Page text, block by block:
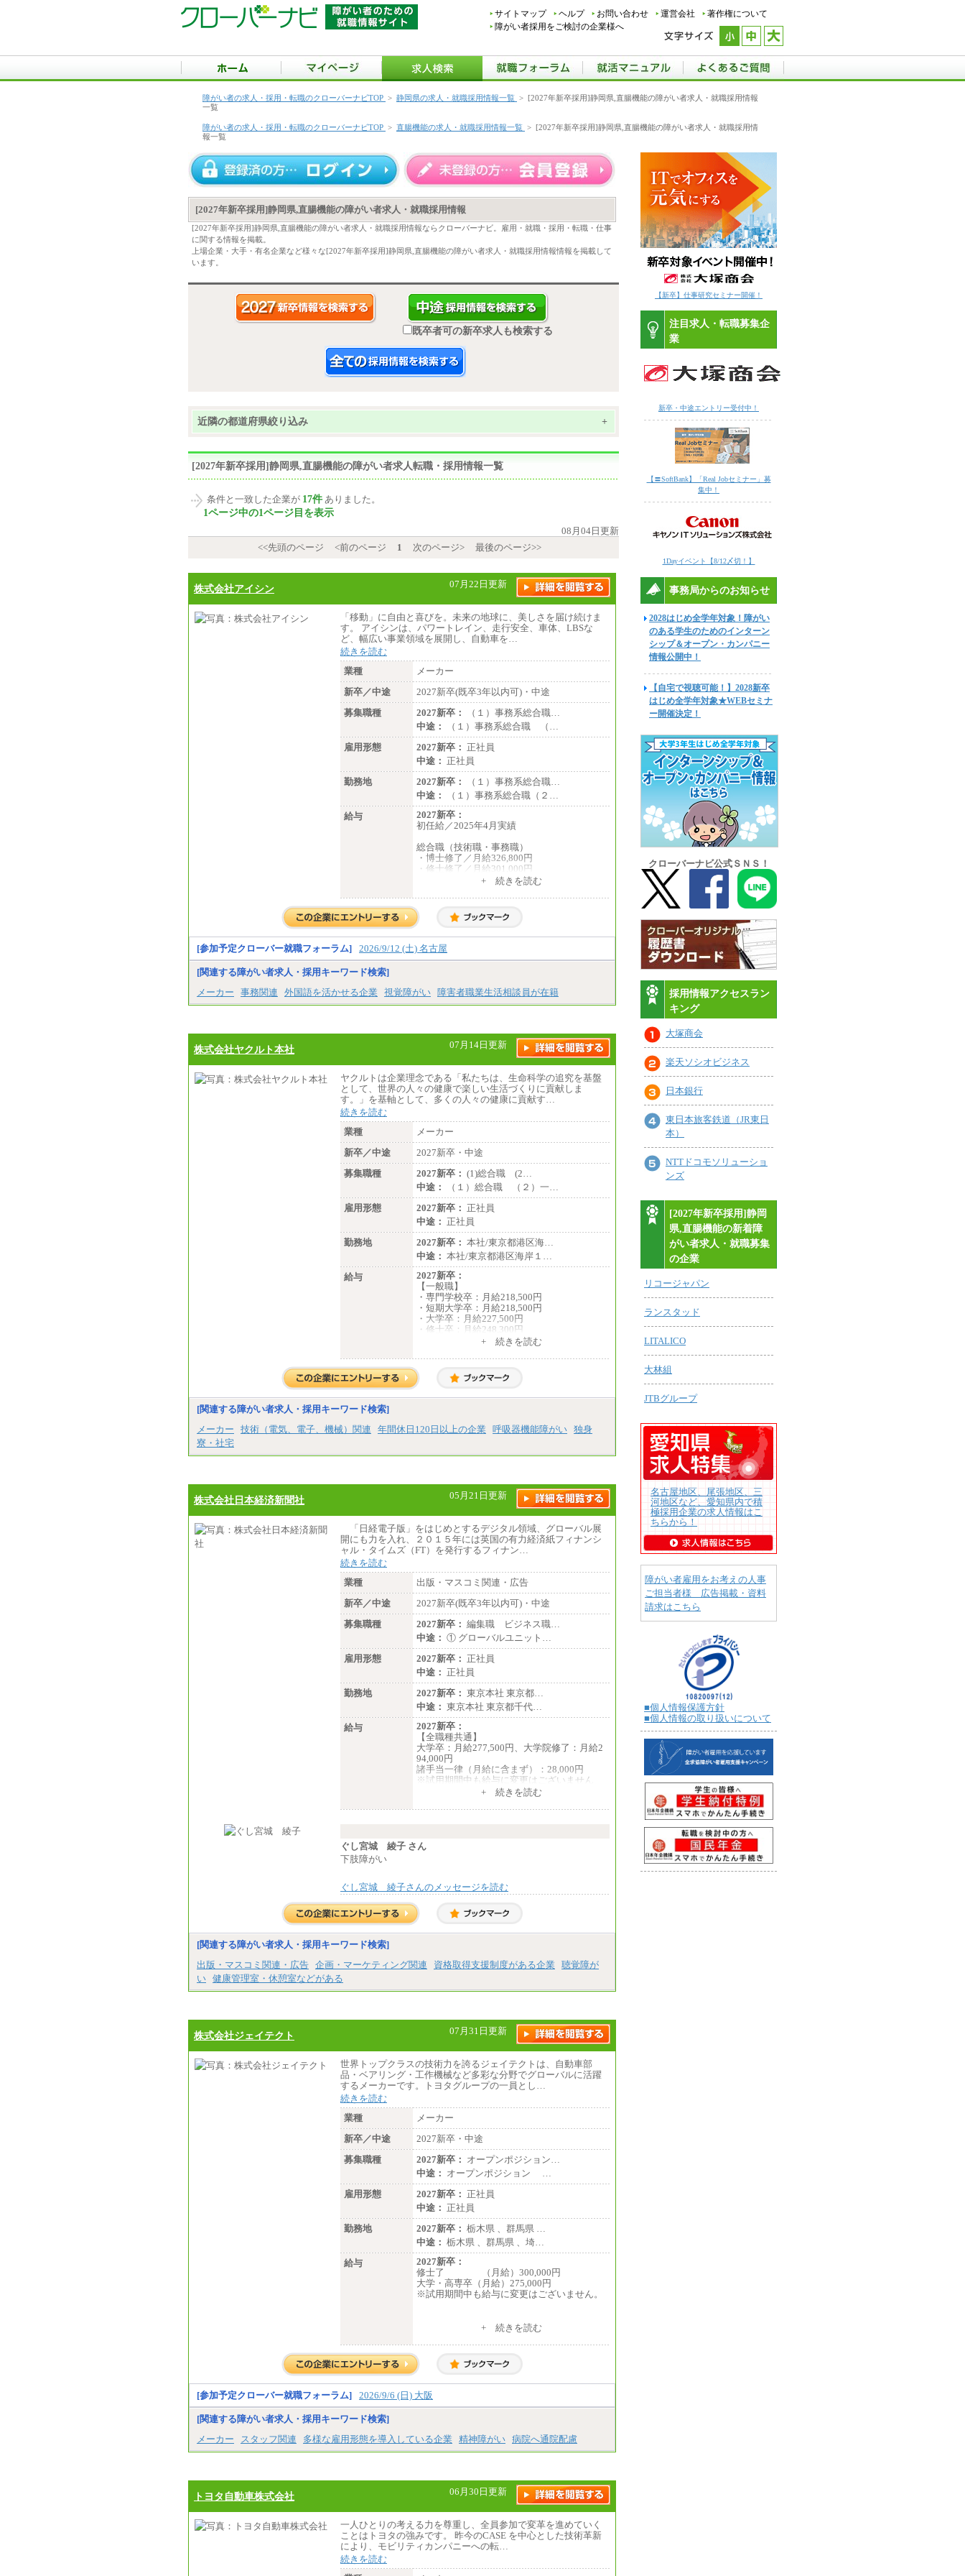
サイトマップ ヘルプ お問い合わせ 運営会社
著作権について
障がい者採用をご検討の企業様へ
障がい者の求人・採用・転職のクローバーナビTOP > 静岡県の求人・就職採用情報一覧 > [2027年新卒採用]静岡県,直腸機能の障がい者求人・就職採用情報
一覧
障がい者の求人・採用・転職のクローバーナビTOP > 直腸機能の求人・就職採用情報一覧 > [2027年新卒採用]静岡県,直腸機能の障がい者求人・就職採用情
報一覧
[2027年新卒採用]静岡県,直腸機能の障がい者求人・就職採用情報
[2027年新卒採用]静岡県,直腸機能の障がい者求人・就職採用情報ならクローバーナビ。雇用・就職・採用・転職・仕事
に関する情報を掲載。
上場企業・大手・有名企業など様々な[2027年新卒採用]静岡県,直腸機能の障がい者求人・就職採用情報情報を掲載して
います。
既卒者可の新卒求人も検索する
近隣の都道府県絞り込み +
[2027年新卒採用]静岡県,直腸機能の障がい者求人転職・採用情報一覧
条件と一致した企業が 17件 ありました。
1ページ中の1ページ目を表示
08月04日更新
<<先頭のページ
<前のページ 1 次のページ> 最後のページ>>
株式会社アイシン 07月22日更新
「移動」に自由と喜びを。未来の地球に、美しさを届け続けま
す。 アイシンは、パワートレイン、走行安全、車体、LBSな
ど、幅広い事業領域を展開し、自動車を…
続きを読む
業種
メーカー
新卒／中途
2027新卒(既卒3年以内可)・中途
募集職種
2027新卒：
（１）事務系総合職…
中途：
（１）事務系総合職 （…
雇用形態
2027新卒： 正社員
中途： 正社員
勤務地
2027新卒：
（１）事務系総合職…
中途：
（１）事務系総合職（２…
給与
2027新卒：
初任給／2025年4月実績
総合職（技術職・事務職）
・博士修了／月給326,800円
・修士修了／月給301,000円
・大学卒／月給282,000円
・高専卒（専攻科）／月給282,000円
・高専卒（本科）／月給256,000円
一般事務職
0円
・高専卒（専攻科）／月給206,400円
・専門卒（2年）／月給197,800円
※試用期間中も給与に変更はございません。
（１）（２）
月給：270,000円～
年収例：
・610万円/28歳・月給34万円
・1,090万円/38歳・月給59万円 *残業代・
家族手当対象外
（３）
月給：190,000円～
想定年収：340万円～610万円
年収例：
・460万円/28歳・月給26万円
・520万円/32歳・月給29万円
（４）
月給：201,000円～
想定年収：360万円～680万円
年収例：
・520万円/32歳・月給29万円
年収例は賞与含む、残業代・家族手当含まず
※キャリアや能力等を考慮の上、当社規定に
より確定します
※残業手当：別途支給
※固定給に固定残業代含まず
※試用期間中も給与に変更なし
+ 続きを読む
[参加予定クローバー就職フォーラム] 2026/9/12 (土) 名古屋
[関連する障がい者求人・採用キーワード検索]
メーカー
事務関連 外国語を活かせる企業 視覚障がい 障害者職業生活相談員が在籍
株式会社ヤクルト本社 07月14日更新
ヤクルトは企業理念である「私たちは、生命科学の追究を基盤
として、世界の人々の健康で楽しい生活づくりに貢献しま
す。」を基軸として、多くの人々の健康に貢献す…
続きを読む
業種
メーカー
新卒／中途
2027新卒・中途
募集職種
2027新卒： (1)総合職 (2…
中途：
（１）総合職 （２）一…
雇用形態
2027新卒： 正社員
中途： 正社員
勤務地
2027新卒： 本社/東京都港区海…
中途： 本社/東京都港区海岸１…
給与
2027新卒：
【一般職】
・専門学校卒：月給218,500円
・短期大学卒：月給218,500円
・大学卒：月給227,500円
・修士卒：月給248,300円
・博士卒：月給257,300円
【総合職】
・大学卒：月給253,500円
・修士卒：月給261,500円
※試用期間3か月中も給与に変更はございま
せん
全職種共通
+ 続きを読む
[関連する障がい者求人・採用キーワード検索]
メーカー
技術（電気、電子、機械）関連 年間休日120日以上の企業 呼吸器機能障がい 独身
寮・社宅
株式会社日本経済新聞社 05月21日更新
「日経電子版」をはじめとするデジタル領域、グローバル展
開にも力を入れ、２０１５年には英国の有力経済紙フィナンシ
ャル・タイムズ（FT）を発行するフィナン…
続きを読む
業種
出版・マスコミ関連・広告
新卒／中途
2027新卒(既卒3年以内可)・中途
募集職種
2027新卒： 編集職 ビジネス職…
中途： ① グローバルユニット…
雇用形態
2027新卒： 正社員
中途： 正社員
勤務地
2027新卒： 東京本社 東京都…
中途： 東京本社 東京都千代…
給与
2027新卒：
【全職種共通】
大学卒：月給277,500円、大学院修了：月給2
94,000円
諸手当一律（月給に含まず）：28,000円
※試用期間中も給与に変更はございません
月給370,000円～
※試用期間中も給与に変更はございません。
+ 続きを読む
ぐし宮城 綾子 さん
下肢障がい
ぐし宮城 綾子さんのメッセージを読む
[関連する障がい者求人・採用キーワード検索]
出版・マスコミ関連・広告 企画・マーケティング関連 資格取得支援制度がある企業
聴覚障が
い 健康管理室・休憩室などがある
株式会社ジェイテクト 07月31日更新
世界トップクラスの技術力を誇るジェイテクトは、自動車部
品・ベアリング・工作機械など多彩な分野でグローバルに活躍
するメーカーです。トヨタグループの一員とし…
続きを読む
業種
メーカー
新卒／中途
2027新卒・中途
募集職種
2027新卒： オープンポジション…
中途： オープンポジション …
雇用形態
2027新卒： 正社員
中途： 正社員
勤務地
2027新卒： 栃木県 、群馬県 …
中途： 栃木県 、群馬県 、埼…
給与
2027新卒：
修士了 （月給）300,000円
大学・高専卒（月給）275,000円
※試用期間中も給与に変更はございません。
修士了 （月給）300,000円
大学・高専卒（月給）275,000円
※試用期間中も給与に変更はございません。
+ 続きを読む
[参加予定クローバー就職フォーラム] 2026/9/6 (日) 大阪
[関連する障がい者求人・採用キーワード検索]
メーカー
スタッフ関連 多様な雇用形態を導入している企業 精神障がい 病院へ通院配慮
トヨタ自動車株式会社 06月30日更新
一人ひとりの考える力を尊重し、全員参加で変革を進めていく
ことはトヨタの強みです。 昨今のCASE を中心とした技術革新
により、モビリティカンパニーへの転…
続きを読む
【新卒】仕事研究セミナー開催！
注目求人・転職募集企
業
新卒・中途エントリー受付中！
【〓SoftBank】「Real Jobセミナー」募
集中！
1Dayイベント【8/12〆切！】
事務局からのお知らせ
2028はじめ全学年対象！障がい
のある学生のためのインターン
シップ＆オープン・カンパニー
情報公開中！
【自宅で視聴可能！】2028新卒
はじめ全学年対象★WEBセミナ
ー開催決定！
クローバーナビ公式ＳＮＳ！
採用情報アクセスラン
キング
大塚商会
楽天ソシオビジネス
日本銀行
東日本旅客鉄道（JR東日
本）
NTTドコモソリューショ
ンズ
[2027年新卒採用]静岡
県,直腸機能の新着障
がい者求人・就職募集
の企業
リコージャパン
ランスタッド
LITALICO
大林組
JTBグループ
名古屋地区、尾張地区、三
河地区など、愛知県内で積
極採用企業の求人情報はこ
ちらから！
障がい者雇用をお考えの人事
ご担当者様 広告掲載・資料
請求はこちら
■個人情報保護方針
■個人情報の取り扱いについて